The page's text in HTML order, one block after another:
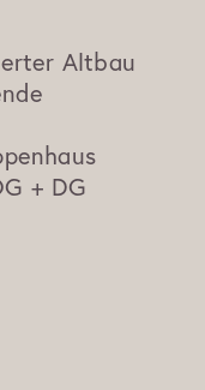
Altbau
+ DG